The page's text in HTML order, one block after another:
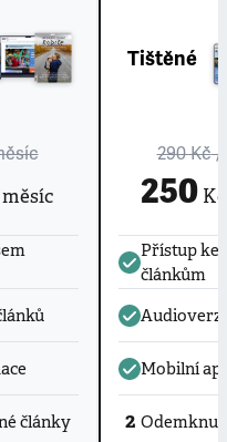
články
Tištěné
290 Kč/
250Kč
Přístup ke
článkům
Mobilní
2